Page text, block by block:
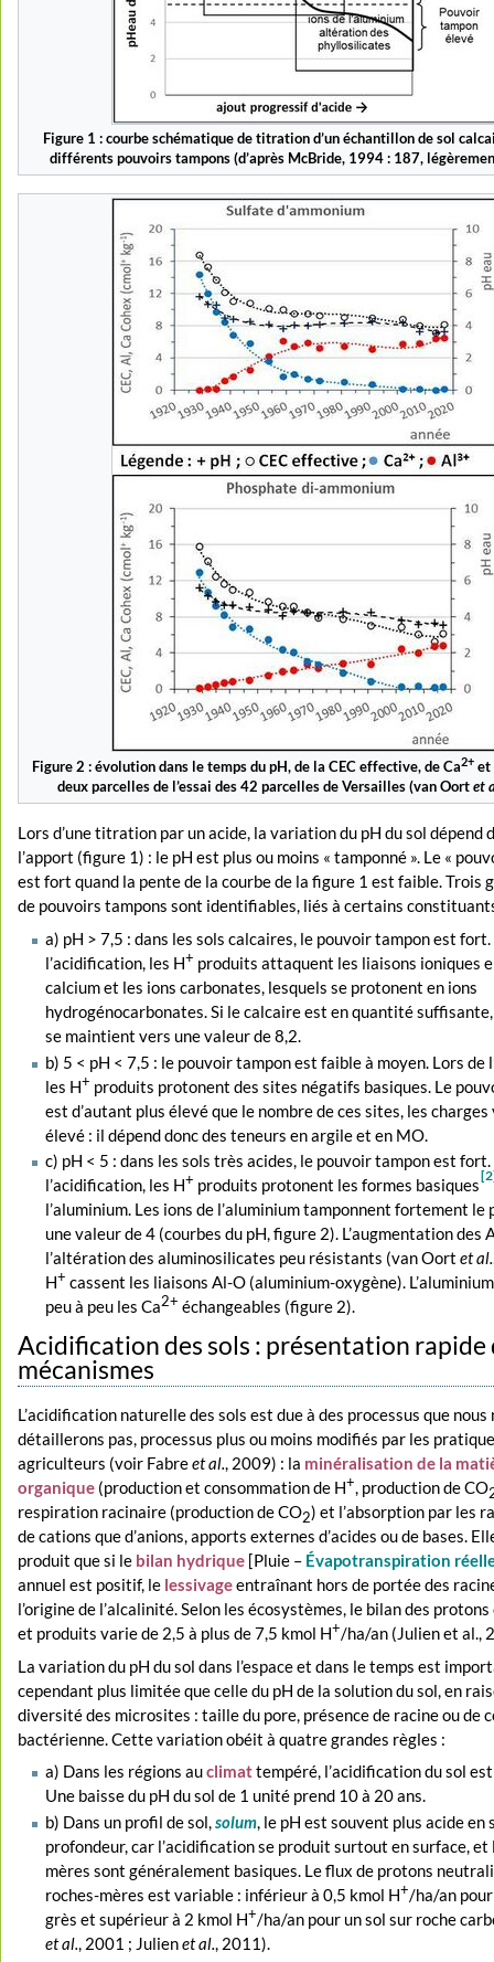
Figure 1 : courbe schématique de titration d’un échantillon de sol
différents pouvoirs tampons (d’après McBride, 1994 : 187,
Figure 2 : évolution dans le temps du pH, de la CEC effective, de Ca2+et
deux parcelles de l’essai des 42 parcelles de Versailles (van Oortet
Lors d’une titration par un acide, la variation du pH du sol dépend
l’apport (figure 1) : le pH est plus ou moins « tamponné ». Le «
est fort quand la pente de la courbe de la figure 1 est faible. Trois
de pouvoirs tampons sont identifiables, liés à certains
a) pH > 7,5 : dans les sols calcaires, le pouvoir tampon est fort.
l’acidification, les H+ produits attaquent les liaisons ioniques
calcium et les ions carbonates, lesquels se protonent en ions
hydrogénocarbonates. Si le calcaire est en quantité
se maintient vers une valeur de 8,2.
b) 5 < pH < 7,5 : le pouvoir tampon est faible à moyen. Lors de
les H+ produits protonent des sites négatifs basiques. Le
est d’autant plus élevé que le nombre de ces sites, les
élevé : il dépend donc des teneurs en argile et en MO.
c) pH < 5 : dans les sols très acides, le pouvoir tampon est fort.
l’acidification, les H+ produits protonent les formes basiques
l’aluminium. Les ions de l’aluminium tamponnent fortement le
une valeur de 4 (courbes du pH, figure 2). L’augmentation des
l’altération des aluminosilicates peu résistants (van Oort et al.
H+ cassent les liaisons Al-O (aluminium-oxygène).
peu à peu les Ca2+ échangeables (figure 2).
Acidification des sols : présentation rapide
mécanismes
L’acidification naturelle des sols est due à des processus que nous
détaillerons pas, processus plus ou moins modifiés par les
agriculteurs (voir Fabreet al., 2009) : la minéralisation de la
organique (production et consommation de H+, production de CO
respiration racinaire (production de CO2) et l’absorption par les
de cations que d’anions, apports externes d’acides ou de bases.
produit que si le bilan hydrique [Pluie – Évapotranspiration
annuel est positif, le lessivageentraînant hors de portée des
l’origine de l’alcalinité. Selon les écosystèmes, le bilan des
et produits varie de 2,5 à plus de 7,5 kmol H+/ha/an (Julien et al.,
La variation du pH du sol dans l’espace et dans le temps est
cependant plus limitée que celle du pH de la solution du sol, en
diversité des microsites : taille du pore, présence de racine ou de
bactérienne. Cette variation obéit à quatre grandes règles :
a) Dans les régions auclimattempéré, l’acidification du sol
Une baisse du pH du sol de 1 unité prend 10 à 20 ans.
b) Dans un profil de sol,solum, le pH est souvent plus acide en
profondeur, car l’acidification se produit surtout en surface, et
mères sont généralement basiques. Le flux de protons
roches-mères est variable : inférieur à 0,5 kmol H+/ha/an
grès et supérieur à 2 kmol H+/ha/an pour un sol sur roche
et al., 2001 ; Julienet al., 2011).